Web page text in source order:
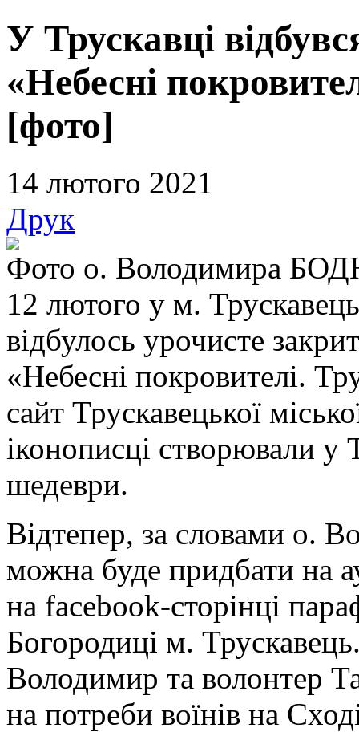
У Трускавці
«Небесні
[фото]
14 лютого 2021
Друк
Фото о. Володимира
12 лютого у м.
відбулось урочисте
«Небесні покровителі.
сайт Трускавецької
іконописці створювали у
шедеври.
Відтепер, за словами о.
можна буде придбати на
на facebook-сторінці
Богородиці м.
Володимир та волонтер
на потреби воїнів на